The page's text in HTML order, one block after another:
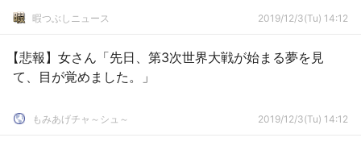
暇つぶしニュース 2019/12/3(Tu) 14:12
【悲報】女さん「先日、第3次世界大戦が始まる夢を見
て、目が覚めました。」
もみあげチャ～シュ～ 2019/12/3(Tu) 14:12